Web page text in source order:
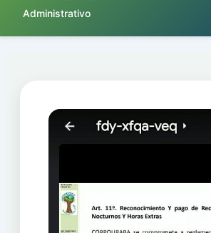
Administrativo